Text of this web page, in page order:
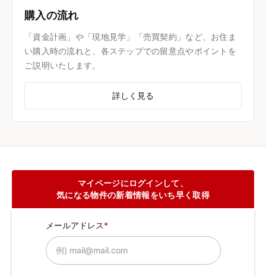
購入の流れ
「資金計画」や「現地見学」「売買契約」など、お住ま
い購入時の流れと、各ステップでの留意点やポイントを
ご説明いたします。
詳しく見る
マイページにログインして、
気になる物件の新着情報をいち早く取得
メールアドレス